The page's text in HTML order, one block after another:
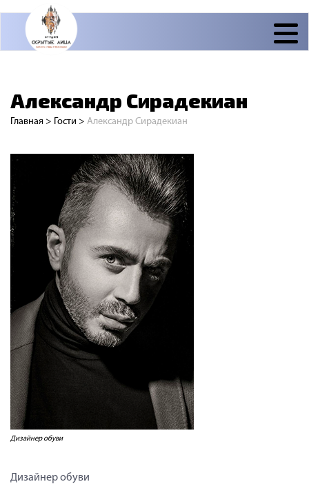
Александр Сирадекиан
Главная > Гости > Александр Сирадекиан
Дизайнер обуви
Дизайнер обуви